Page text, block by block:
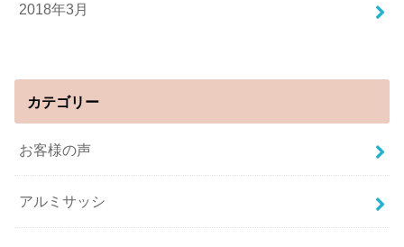
2018年3月
カテゴリー
お客様の声
アルミサッシ